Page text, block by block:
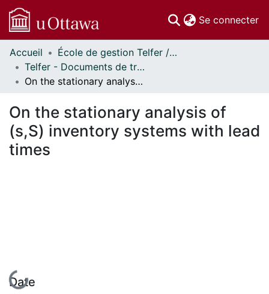
Se connecter
Communautés
et collections
Parcourir
À propos
Accueil
École de gestion Telfer // Telfer School of Management
Telfer - Documents de travail // Telfer - Working Papers
On the stationary analysis of (s,S) inventory systems with lead times
On the stationary analysis of
(s,S) inventory systems with lead
times
En cours de chargement...
Date